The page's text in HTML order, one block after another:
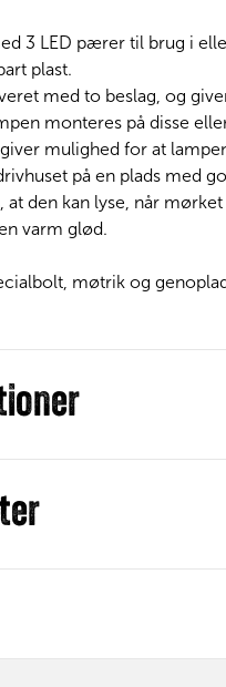
3 LED pærer til brug i
plast.
med to beslag, og
monteres på disse
mulighed for at
på en plads med
at den kan lyse, når
varm glød.
møtrik og